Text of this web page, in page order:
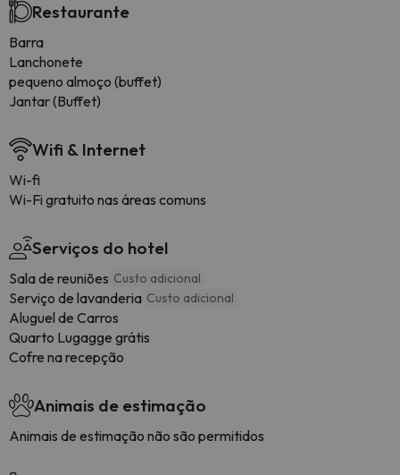
Restaurante
Barra
Lanchonete
pequeno almoço (buffet)
Jantar (Buffet)
Wifi & Internet
Wi-fi
Wi-Fi gratuito nas áreas comuns
Serviços do hotel
Sala de reuniões Custo adicional
Serviço de lavanderia Custo adicional
Aluguel de Carros
Quarto Lugagge grátis
Cofre na recepção
Animais de estimação
Animais de estimação não são permitidos